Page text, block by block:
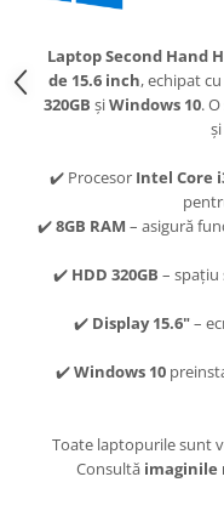
Laptop Second Hand
de 15.6 inch, echipat cu
320GB șiWindows 10.
✔️ Procesor Intel Core
✔️8GB RAM – asigură
✔️ HDD 320GB –
✔️ Display 15.6"–
✔️Windows 10
Toate laptopurile sunt
Consultă imaginile